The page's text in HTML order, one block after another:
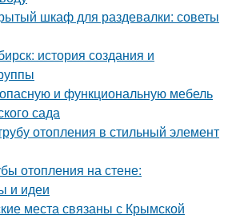
шкаф для раздевалки: советы
история создания и
и функциональную мебель
сада
отопления в стильный элемент
отопления на стене:
и идеи
места связаны с Крымской